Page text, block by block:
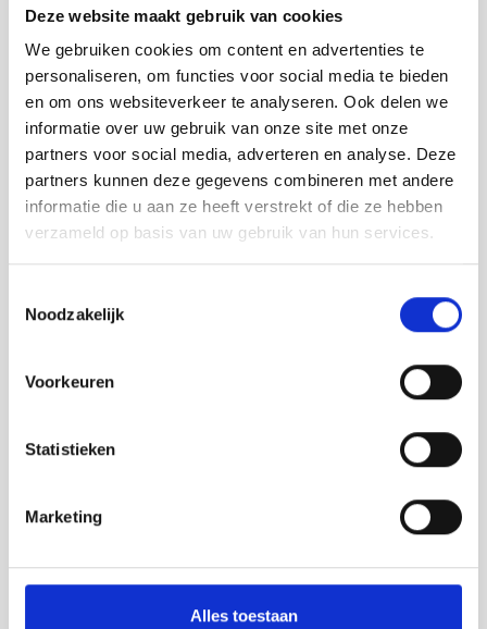
Deze website maakt gebruik van cookies
We gebruiken cookies om content en advertenties te
personaliseren, om functies voor social media te bieden
en om ons websiteverkeer te analyseren. Ook delen we
informatie over uw gebruik van onze site met onze
partners voor social media, adverteren en analyse. Deze
partners kunnen deze gegevens combineren met andere
informatie die u aan ze heeft verstrekt of die ze hebben
verzameld op basis van uw gebruik van hun services.
Noodzakelijk
Voorkeuren
Statistieken
Marketing
Alles toestaan
(beroepsvaart) en het EIAPP (Marpol).
De FPT Marinemotoren zijn specifiek ontwikkeld als
marine motor en dus geen door derden
gemariniseerde industriemotoren, de nieuwe
gebruikers zullen in een mum van tijd overtuigd zijn
van de kwaliteit. Toch is er nog een slag te maken,
beseft Kees Donker tegelijkertijd. Want de
naamsbekendheid van FPT blijft achter bij de
kwaliteit van de motor. Oftewel: het merk moet
bekender worden, dat verdient FPT. De oorzaak van
enkele naamswijzigingen door de jaren heen, met
Iveco Motors naar Fiat Powertrain Technologies
(FPT). Maar ook dat komt goed, zegt Donker. Puur
Op de beurs Maritime Industry introduceert Marant
een aantal nieuwe marine motoren in Stage V, met
(en dat is uniek) een ATS vrije oplossing! Dus geen
Nieuwsgierig? Kom dan naar de stand B109 van